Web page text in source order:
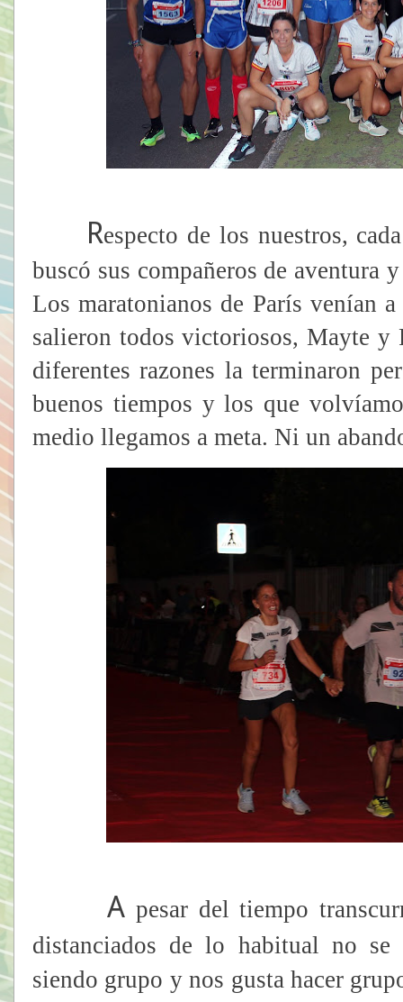
Respecto de los nuestros,
buscó sus compañeros de aventura
Los maratonianos de París venían
salieron todos victoriosos, Mayte y
diferentes razones la terminaron
buenos tiempos y los que
medio llegamos a meta. Ni un
A pesar del tiempo
distanciados de lo habitual no
siendo grupo y nos gusta hacer